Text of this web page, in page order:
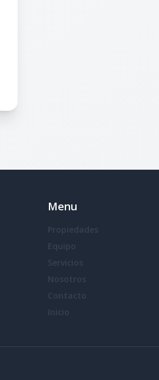
Menu
Propiedades
Equipo
Servicios
Nosotros
Contacto
Inicio